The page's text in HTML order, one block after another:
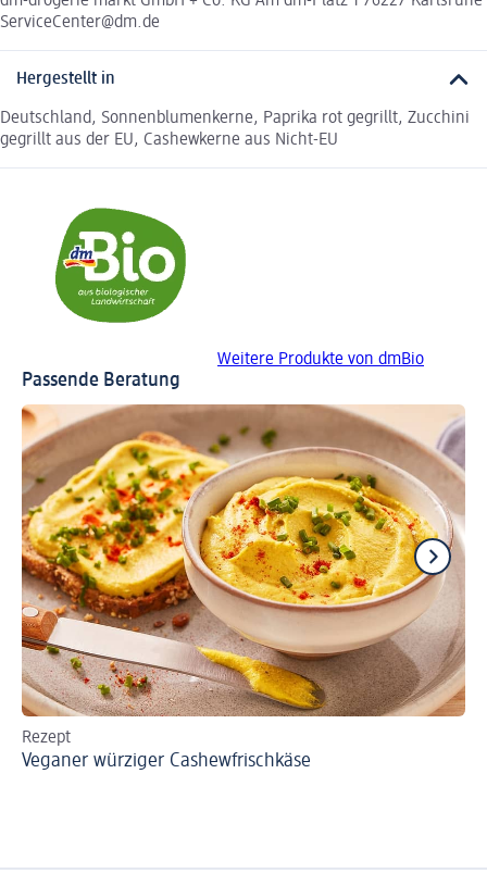
ServiceCenter@dm.de
Hergestellt in
Deutschland, Sonnenblumenkerne, Paprika rot gegrillt, Zucchini
gegrillt aus der EU, Cashewkerne aus Nicht-EU
Weitere Produkte von dmBio
Passende Beratung
Rezept
Veganer würziger Cashewfrischkäse